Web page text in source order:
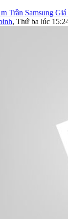
Trần Samsung
, Thứ ba lúc